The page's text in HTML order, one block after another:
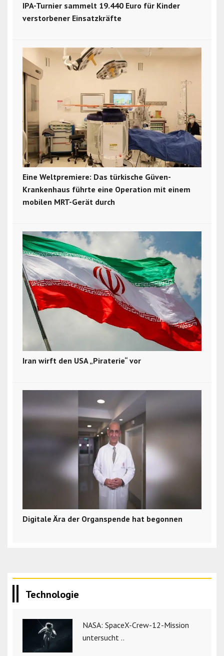
IPA-Turnier sammelt 19.440 Euro für Kinder
verstorbener Einsatzkräfte
Eine Weltpremiere: Das türkische Güven-
Krankenhaus führte eine Operation mit einem
mobilen MRT-Gerät durch
Iran wirft den USA „Piraterie“ vor
Digitale Ära der Organspende hat begonnen
Technologie
NASA: SpaceX-Crew-12-Mission
untersucht ..